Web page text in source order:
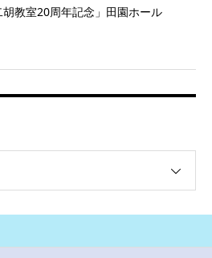
教室20周年記念」田園ホール